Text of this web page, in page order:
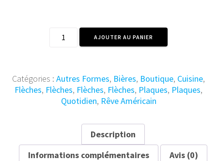
quantité
Beer
Bar
16x45
AJOUTER AU PANIER
Catégories : Autres Formes, Bières, Boutique, Cuisine,
Flèches, Flèches, Flèches, Flèches, Plaques, Plaques,
Quotidien, Rêve Américain
Description
Informations complémentaires
Avis (0)